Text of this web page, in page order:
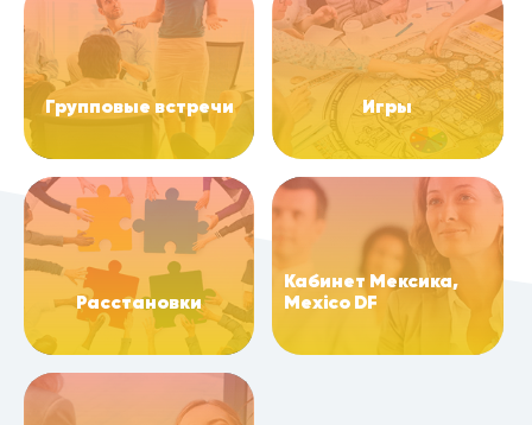
Групповые встречи Игры
Расстановки
Кабинет Мексика,
Mexico DF